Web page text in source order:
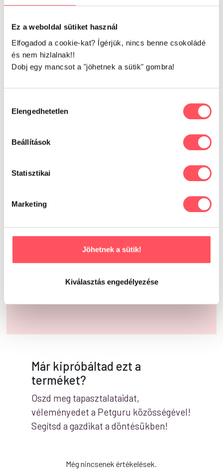
Ez a weboldal sütiket használ
Elfogadod a cookie-kat? Ígérjük, nincs benne csokoládé
és nem hizlalnak!!
Dobj egy mancsot a "jöhetnek a sütik" gombra!
kiválasztása
Elengedhetetlen
Beállítások
Statisztikai
Marketing
Jöhetnek a sütik!
Kiválasztás engedélyezése
egészséges fejlődéséhez.
Összetétel: Hús- és állati származékok (bárányhúsliszt 12%,
halhúsliszt 21%, marhafaggyú 10%,) vörös cirok, rizs, vörös
nyershamu 8%, nyersrost 1,3%, nedvességtartalom max.10%
Vélemények
Már kipróbáltad ezt a
terméket?
Oszd meg tapasztalataidat,
véleményedet a Petguru közösségével!
Segítsd a gazdikat a döntésükben!
Még nincsenek értékelések.